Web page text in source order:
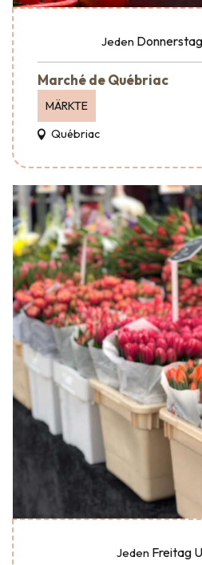
Jeden Donnerstag
Marché de Québriac
MÄRKTE
Québriac
Jeden Freitag